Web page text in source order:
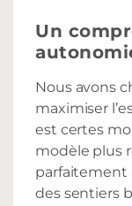
Un
Nous avons
maximiser
est certes
modèle plus
parfaitement
des sentiers